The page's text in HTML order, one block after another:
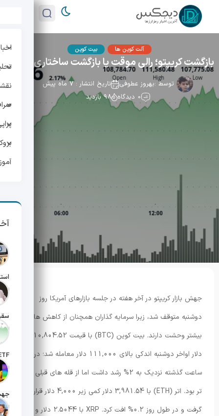
تاریخ
تاریخ
تاریخ
تاریخ
آلت کوین ها بیت کوین
بازگشت کریپتو؛ رالی موقت یا بازگشت ساختاری؟
توسط :بهروز عطوفی
تاریخ انتشار : 7 ماه پیش
0 دیدگاه
98 بازدید
جهش بازار کریپتو در آخر هفته در جلسه بازارهای آمریکا روز
دوشنبه متوقف شد، زیرا سرمایه گذاران همچنان از کاهش های
بیشتر وحشت دارند. بیت کوین (BTC) با قیمت 110,804.52
ساعت گذشته نزدیک به 2% رشد داشت اما از قله های قبلی پایین
تر بود. اتر (ETH) با 3,981.54 دلار کمی زیر 4,000 دلار قرار
گرفت و در طول روز 0.2% افت کرد. XRP با 2.5044 دلار و